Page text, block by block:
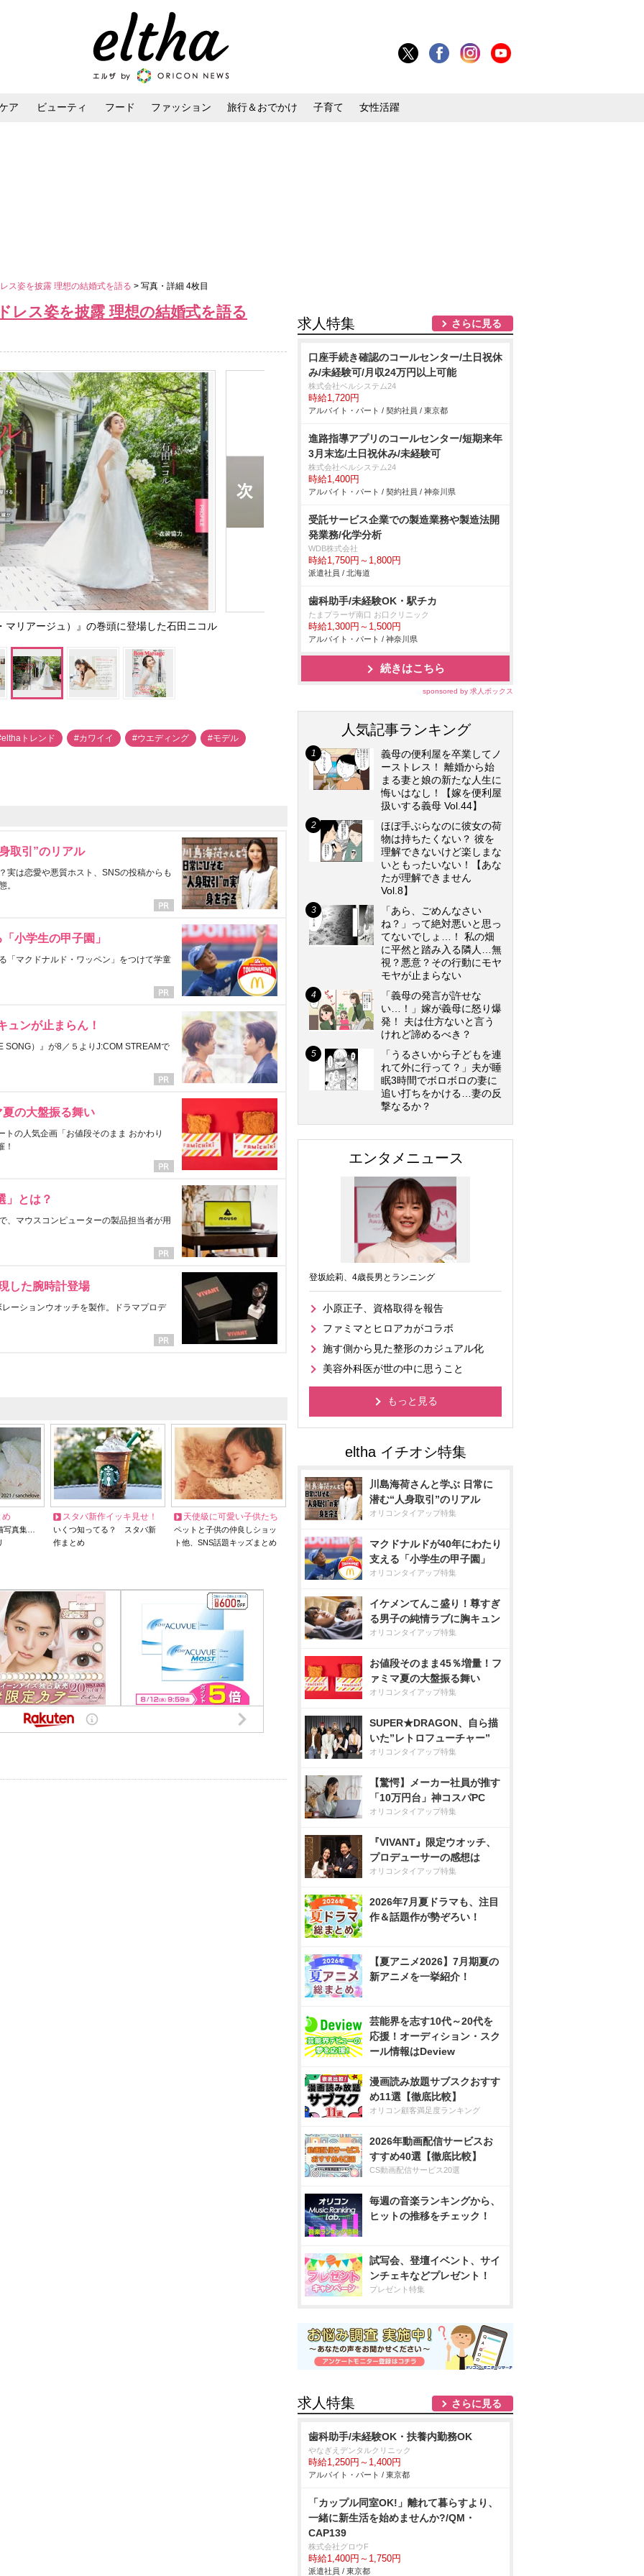
ア ビューティ フード ファッション 旅行＆おでかけ 子育て 女性活躍
ス姿を披露 理想の結婚式を語る > 写真・詳細 4枚目
レス姿を披露 理想の結婚式を語る
リアージュ）』の巻頭に登場した石田ニコル
トレンド #カワイイ #ウエディング #モデル
取引”のリアル
実は恋愛や悪質ホスト、SNSの投稿からも
。
小学生の甲子園」
「マクドナルド・ワッペン」をつけて学童
ュンが止まらん！
SONG）』が8／５よりJ:COM STREAMで
の大盤振る舞い
の人気企画「お値段そのまま おかわり
！
」とは？
、マウスコンピューターの製品担当者が用
した腕時計登場
ーションウオッチを製作。ドラマプロデ
め
写真集…
スタバ新作イッキ見せ！
いくつ知ってる？ スタバ新
作まとめ
天使級に可愛い子供たち
ペットと子供の仲良しショッ
ト他、SNS話題キッズまとめ
求人特集 さらに見る
口座手続き確認のコールセンター/土日祝休
み/未経験可/月収24万円以上可能
株式会社ベルシステム24
時給1,720円
アルバイト・パート / 契約社員 / 東京都
進路指導アプリのコールセンター/短期来年
3月末迄/土日祝休み/未経験可
株式会社ベルシステム24
時給1,400円
アルバイト・パート / 契約社員 / 神奈川県
受託サービス企業での製造業務や製造法開
発業務/化学分析
WDB株式会社
時給1,750円～1,800円
派遣社員 / 北海道
歯科助手/未経験OK・駅チカ
たまプラーザ南口 お口クリニック
時給1,300円～1,500円
アルバイト・パート / 神奈川県
続きはこちら
sponsored by 求人ボックス
人気記事ランキング
義母の便利屋を卒業してノ
ーストレス！ 離婚から始
まる妻と娘の新たな人生に
悔いはなし！【嫁を便利屋
扱いする義母 Vol.44】
ほぼ手ぶらなのに彼女の荷
物は持ちたくない？ 彼を
理解できないけど楽しまな
いともったいない！【あな
たが理解できません
Vol.8】
「あら、ごめんなさい
ね？」って絶対悪いと思っ
てないでしょ…！ 私の畑
に平然と踏み入る隣人…無
視？悪意？その行動にモヤ
モヤが止まらない
「義母の発言が許せな
い…！」嫁が義母に怒り爆
発！ 夫は仕方ないと言う
けれど諦めるべき？
「うるさいから子どもを連
れて外に行って？」夫が睡
眠3時間でボロボロの妻に
追い打ちをかける…妻の反
撃なるか？
エンタメニュース
登坂絵莉、4歳長男とランニング
小原正子、資格取得を報告
ファミマとヒロアカがコラボ
施す側から見た整形のカジュアル化
美容外科医が世の中に思うこと
もっと見る
川島海荷さんと学ぶ 日常に
潜む“人身取引”のリアル
オリコンタイアップ特集
マクドナルドが40年にわたり
支える「小学生の甲子園」
オリコンタイアップ特集
イケメンてんこ盛り！尊すぎ
る男子の純情ラブに胸キュン
オリコンタイアップ特集
お値段そのまま45％増量！フ
ァミマ夏の大盤振る舞い
オリコンタイアップ特集
SUPER★DRAGON、自ら描
いた”レトロフューチャー”
オリコンタイアップ特集
【驚愕】メーカー社員が推す
「10万円台」神コスパPC
オリコンタイアップ特集
『VIVANT』限定ウオッチ、
プロデューサーの感想は
オリコンタイアップ特集
2026年7月夏ドラマも、注目
作＆話題作が勢ぞろい！
【夏アニメ2026】7月期夏の
新アニメを一挙紹介！
芸能界を志す10代～20代を
応援！オーディション・スク
ール情報はDeview
漫画読み放題サブスクおすす
め11選【徹底比較】
オリコン顧客満足度ランキング
2026年動画配信サービスお
すすめ40選【徹底比較】
CS動画配信サービス20選
毎週の音楽ランキングから、
ヒットの推移をチェック！
試写会、登壇イベント、サイ
ンチェキなどプレゼント！
プレゼント特集
求人特集 さらに見る
歯科助手/未経験OK・扶養内勤務OK
なぎえデンタルクリニック
時給1,250円～1,400円
アルバイト・パート / 東京都
「カップル同室OK!」離れて暮らすより、
一緒に新生活を始めませんか?/QM・
CAP139
株式会社グロウF
時給1,400円～1,750円
派遣社員 / 東京都